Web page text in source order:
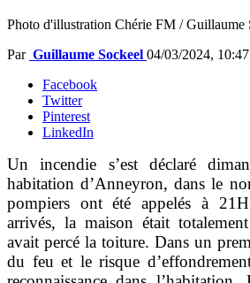
Photo d'illustration Chérie FM /
Par Guillaume Sockeel 04/03/2024, 10:47
Facebook
Twitter
Pinterest
LinkedIn
Un incendie s’est déclaré
habitation d’Anneyron, dans le
pompiers ont été appelés à
arrivés, la maison était
avait percé la toiture. Dans un
du feu et le risque